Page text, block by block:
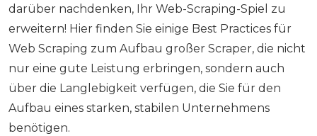
darüber nachdenken, Ihr Web-Scraping-Spiel zu
erweitern! Hier finden Sie einige Best Practices für
Web Scraping zum Aufbau großer Scraper, die nicht
nur eine gute Leistung erbringen, sondern auch
über die Langlebigkeit verfügen, die Sie für den
Aufbau eines starken, stabilen Unternehmens
benötigen.